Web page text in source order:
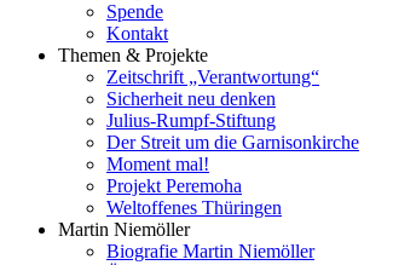
Spende
Kontakt
Themen & Projekte
Zeitschrift „Verantwortung“
Sicherheit neu denken
Julius-Rumpf-Stiftung
Der Streit um die Garnisonkirche
Moment mal!
Projekt Peremoha
Weltoffenes Thüringen
Martin Niemöller
Biografie Martin Niemöller